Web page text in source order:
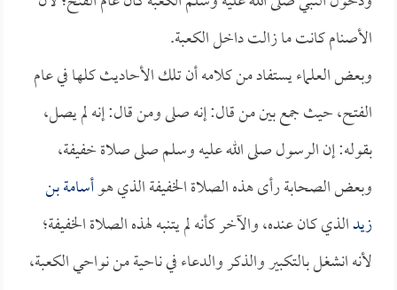
الأصنام كانت ما زالت داخل الكعبة.
وبعض العلماء يستفاد من كلامه أن تلك الأحاديث كلها في عام
الفتح، حيث جمع بين من قال: إنه صلى ومن قال: إنه لم يصل،
بقوله: إن الرسول صلى الله عليه وسلم صلى صلاة خفيفة،
وبعض الصحابة رأى هذه الصلاة الخفيفة الذي هوأسامة بن
زيدالذي كان عنده، والآخر كأنه لم يتنبه لهذه الصلاة الخفيفة؛
لأنه انشغل بالتكبير والذكر والدعاء في ناحية من نواحي الكعبة،